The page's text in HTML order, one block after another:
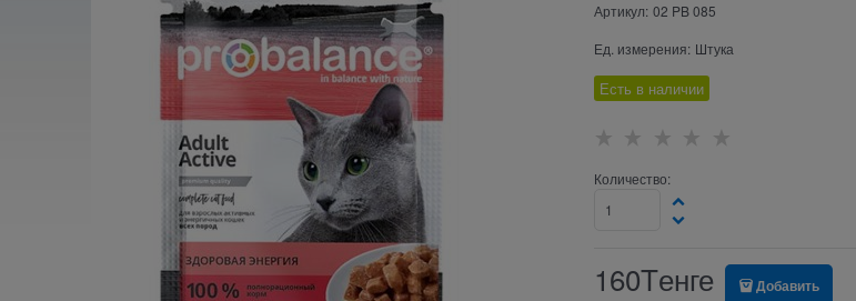
Артикул: 02 PB 085
Ед. измерения: Штука
Есть в наличии
Количество:
160Tенге Добавить